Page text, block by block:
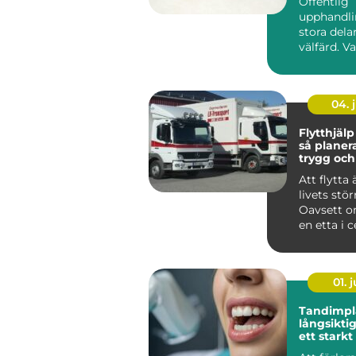
stora
välfärd.
köps in ...
04.
så
trygg
Att flytta
livets
Oavsett
en etta i
01.
ett starkt